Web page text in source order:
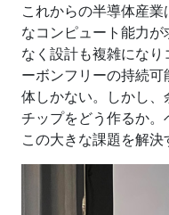
これからの半導体産
なコンピュート能力
なく設計も複雑にな
ーボンフリーの持続
体しかない。しかし
チップをどう作るか
この大きな課題を解決